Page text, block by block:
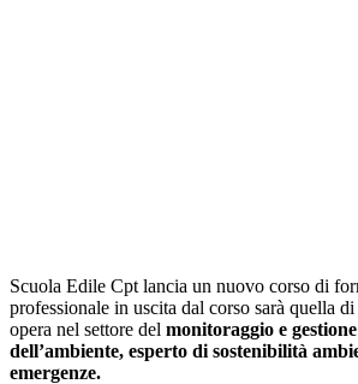
Scuola Edile Cpt lancia un nuovo corso di
professionale in uscita dal corso sarà quella
opera nel settore del monitoraggio e
dell’ambiente, esperto di sostenibilità
emergenze.